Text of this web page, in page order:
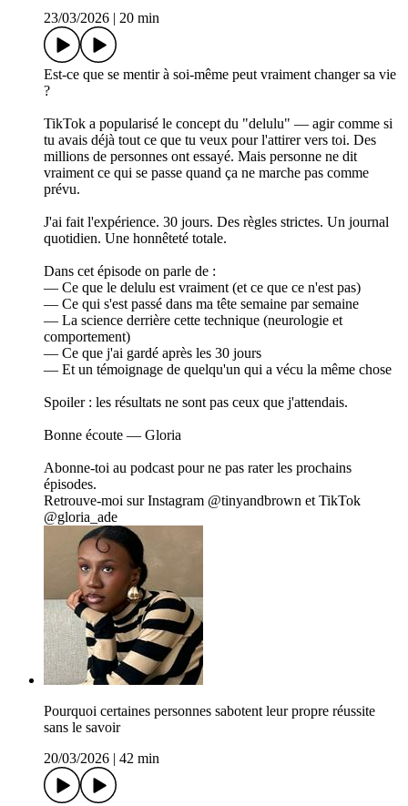
23/03/2026
20 min
Est-ce que se mentir à soi-même peut vraiment changer sa vie
?
TikTok a popularisé le concept du "delulu" — agir comme si
tu avais déjà tout ce que tu veux pour l'attirer vers toi. Des
millions de personnes ont essayé. Mais personne ne dit
vraiment ce qui se passe quand ça ne marche pas comme
prévu.
J'ai fait l'expérience. 30 jours. Des règles strictes. Un journal
quotidien. Une honnêteté totale.
Dans cet épisode on parle de :
— Ce que le delulu est vraiment (et ce que ce n'est pas)
— Ce qui s'est passé dans ma tête semaine par semaine
— La science derrière cette technique (neurologie et
comportement)
— Ce que j'ai gardé après les 30 jours
— Et un témoignage de quelqu'un qui a vécu la même chose
Spoiler : les résultats ne sont pas ceux que j'attendais.
Bonne écoute — Gloria
Abonne-toi au podcast pour ne pas rater les prochains
épisodes.
Retrouve-moi sur Instagram @tinyandbrown et TikTok
@gloria_ade
Pourquoi certaines personnes sabotent leur propre réussite
sans le savoir
20/03/2026
42 min